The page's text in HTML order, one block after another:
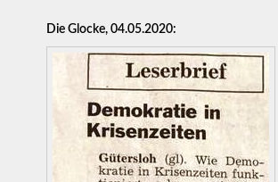
Die Glocke, 04.05.2020: